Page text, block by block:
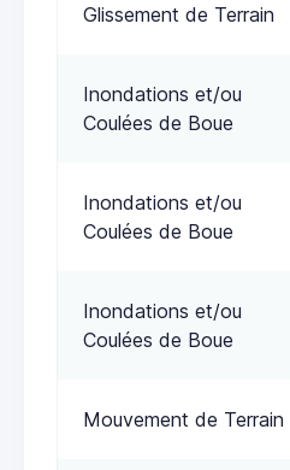
Glissement de Terrain
Inondations et/ou
Coulées de Boue
Inondations et/ou
Coulées de Boue
Inondations et/ou
Coulées de Boue
Mouvement de Terrain